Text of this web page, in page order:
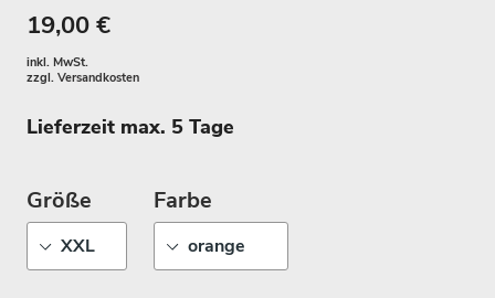
19,00 €
inkl. MwSt.
zzgl. Versandkosten
Lieferzeit max. 5 Tage
Größe Farbe